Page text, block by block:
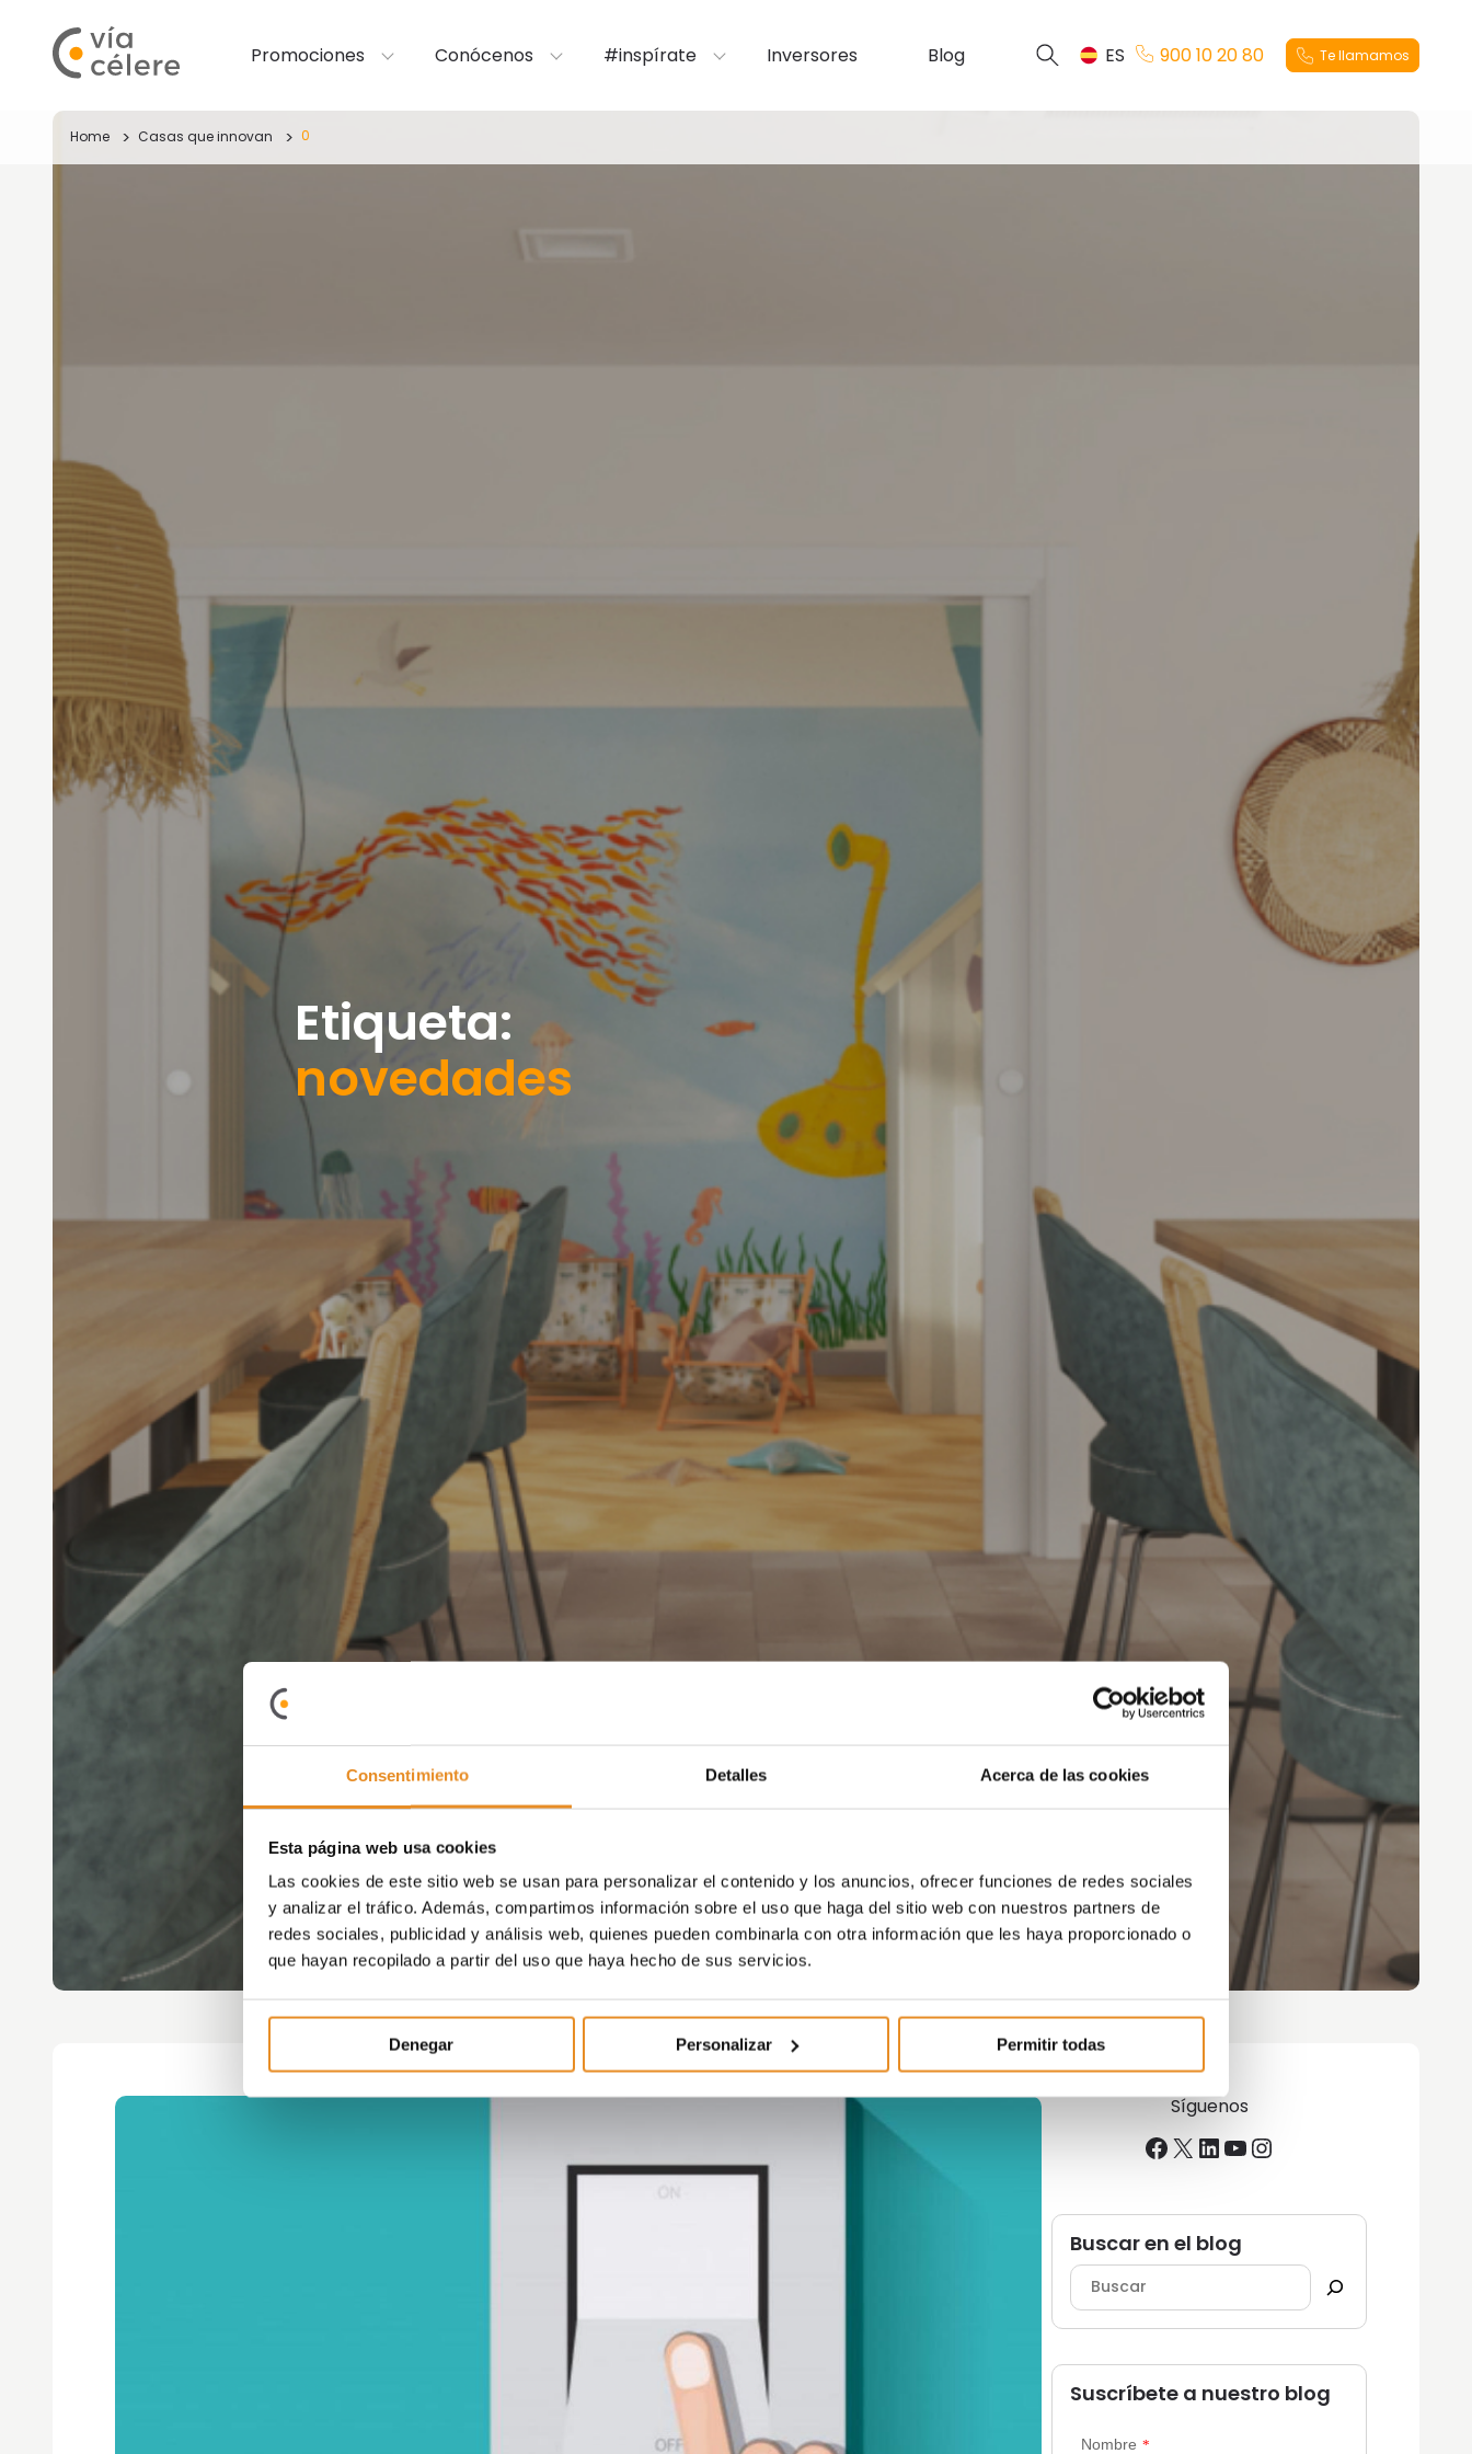
Consentimiento Detalles Acerca de las cookies
Esta página web usa cookies
Las cookies de este sitio web se usan para personalizar el contenido y los anuncios, ofrecer funciones de redes sociales
y analizar el tráfico. Además, compartimos información sobre el uso que haga del sitio web con nuestros partners de
redes sociales, publicidad y análisis web, quienes pueden combinarla con otra información que les haya proporcionado o
que hayan recopilado a partir del uso que haya hecho de sus servicios.
Denegar Personalizar Permitir todas
Promociones Conócenos #inspírate Inversores Blog ES 900 10 20 80 Te llamamos
Home Casas que innovan 0
Etiqueta:
novedades
Síguenos
Facebook
X LinkedIn
YouTube
Instagram
Buscar en el blog
Suscríbete a nuestro blog